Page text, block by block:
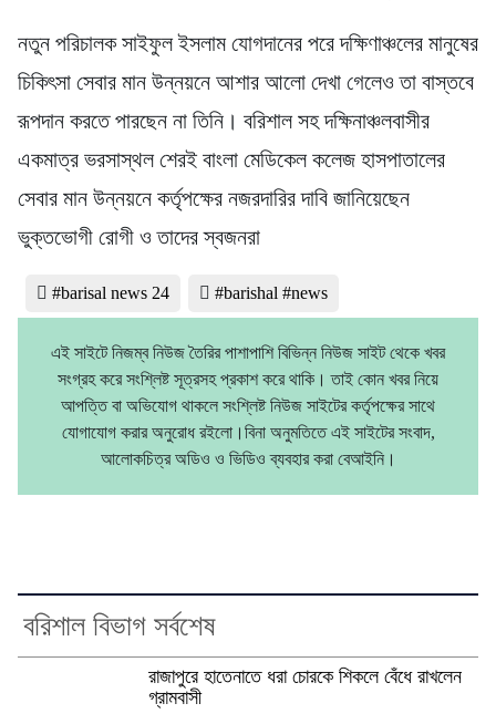
নতুন পরিচালক সাইফুল ইসলাম যোগদানের পরে দক্ষিণাঞ্চলের মানুষের
চিকিৎসা সেবার মান উন্নয়নে আশার আলো দেখা গেলেও তা বাস্তবে
রূপদান করতে পারছেন না তিনি। বরিশাল সহ দক্ষিনাঞ্চলবাসীর
একমাত্র ভরসাস্থল শেরই বাংলা মেডিকেল কলেজ হাসপাতালের
সেবার মান উন্নয়নে কর্তৃপক্ষের নজরদারির দাবি জানিয়েছেন
ভুক্তভোগী রোগী ও তাদের স্বজনরা
#barisal news 24 #barishal #news
এই সাইটে নিজম্ব নিউজ তৈরির পাশাপাশি বিভিন্ন নিউজ সাইট থেকে খবর
সংগ্রহ করে সংশ্লিষ্ট সূত্রসহ প্রকাশ করে থাকি। তাই কোন খবর নিয়ে
আপত্তি বা অভিযোগ থাকলে সংশ্লিষ্ট নিউজ সাইটের কর্তৃপক্ষের সাথে
যোগাযোগ করার অনুরোধ রইলো।বিনা অনুমতিতে এই সাইটের সংবাদ,
আলোকচিত্র অডিও ও ভিডিও ব্যবহার করা বেআইনি।
বরিশাল বিভাগ সর্বশেষ
রাজাপুরে হাতেনাতে ধরা চোরকে শিকলে বেঁধে রাখলেন
গ্রামবাসী